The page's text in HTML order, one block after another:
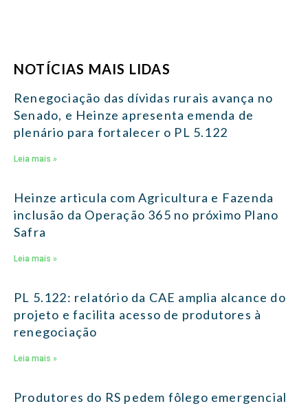
NOTÍCIAS MAIS LIDAS
Renegociação das dívidas rurais avança no
Senado, e Heinze apresenta emenda de
plenário para fortalecer o PL 5.122
Leia mais »
Heinze articula com Agricultura e Fazenda
inclusão da Operação 365 no próximo Plano
Safra
Leia mais »
PL 5.122: relatório da CAE amplia alcance do
projeto e facilita acesso de produtores à
renegociação
Leia mais »
Produtores do RS pedem fôlego emergencial